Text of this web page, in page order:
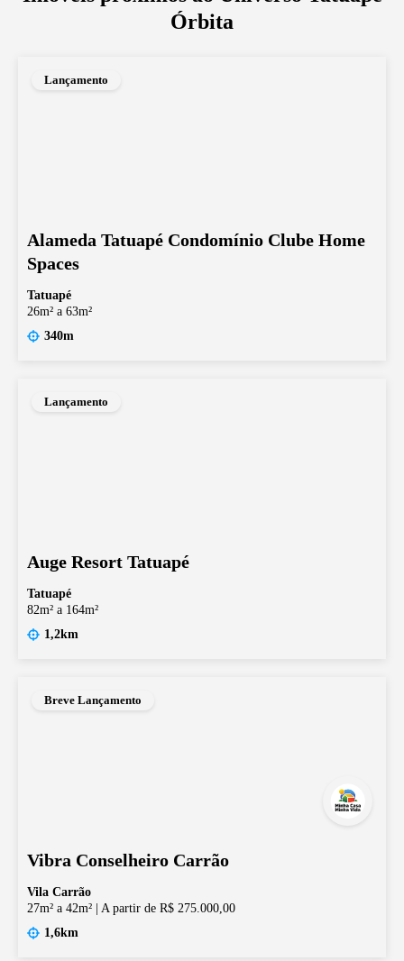
Órbita
Lançamento
Alameda Tatuapé Condomínio Clube Home
Spaces
Tatuapé
26m² a 63m²
340m
Lançamento
Auge Resort Tatuapé
Tatuapé
82m² a 164m²
1,2km
Breve Lançamento
Vibra Conselheiro Carrão
Vila Carrão
27m² a 42m²
A partir de R$ 275.000,00
1,6km